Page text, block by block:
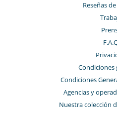
Reseñas
Condiciones
Condiciones
Agencias y
Nuestra colección